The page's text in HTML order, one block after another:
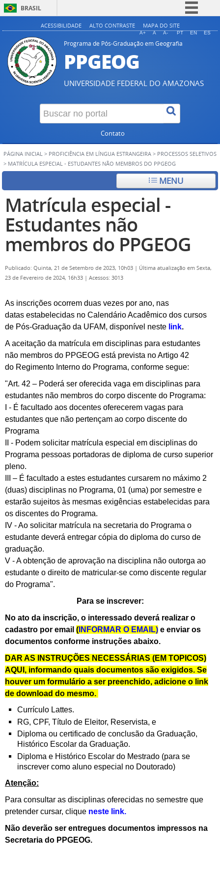
BRASIL
Simplifique!
Comunica BR
Acesso à informação
Legislação
Canais
ACESSIBILIDADE ALTO CONTRASTE MAPA DO SITE
A+ A A- PT EN ES
Programa de Pós-Graduação em Geografia
PPGEOG
UNIVERSIDADE FEDERAL DO AMAZONAS
Contato
PÁGINA INICIAL > PROFICIÊNCIA EM LÍNGUA ESTRANGEIRA > PROCESSOS SELETIVOS
> MATRÍCULA ESPECIAL - ESTUDANTES NÃO MEMBROS DO PPGEOG
MENU
Matrícula especial -
Estudantes não
membros do PPGEOG
Publicado: Quinta, 21 de Setembro de 2023, 10h03 | Última atualização em Sexta,
23 de Fevereiro de 2024, 16h33 | Acessos: 3013
As inscrições ocorrem duas vezes por ano, nas
datas estabelecidas no Calendário Acadêmico dos cursos
de Pós-Graduação da UFAM, disponível neste link.
A aceitação da matrícula em disciplinas para estudantes
não membros do PPGEOG está prevista no Artigo 42
do Regimento Interno do Programa, conforme segue:
"Art. 42 – Poderá ser oferecida vaga em disciplinas para
estudantes não membros do corpo discente do Programa:
I - É facultado aos docentes oferecerem vagas para
estudantes que não pertençam ao corpo discente do
Programa
II - Podem solicitar matrícula especial em disciplinas do
Programa pessoas portadoras de diploma de curso superior
pleno.
III – É facultado a estes estudantes cursarem no máximo 2
(duas) disciplinas no Programa, 01 (uma) por semestre e
estarão sujeitos às mesmas exigências estabelecidas para
os discentes do Programa.
IV - Ao solicitar matrícula na secretaria do Programa o
estudante deverá entregar cópia do diploma do curso de
graduação.
V - A obtenção de aprovação na disciplina não outorga ao
estudante o direito de matricular-se como discente regular
do Programa".
Para se inscrever:
No ato da inscrição, o interessado deverá realizar o
cadastro por email ( INFORMAR O EMAIL) e enviar os
documentos conforme instruções abaixo.
DAR AS INSTRUÇÕES NECESSÁRIAS (EM TOPICOS)
AQUI, informando quais documentos são exigidos. Se
houver um formulário a ser preenchido, adicione o link
de download do mesmo.
Currículo Lattes.
RG, CPF, Título de Eleitor, Reservista, e
Diploma ou certificado de conclusão da Graduação,
Histórico Escolar da Graduação.
Diploma e Histórico Escolar do Mestrado (para se
inscrever como aluno especial no Doutorado)
Atenção:
Para consultar as disciplinas oferecidas no semestre que
pretender cursar, clique neste link.
Não deverão ser entregues documentos impressos na
Secretaria do PPGEOG.